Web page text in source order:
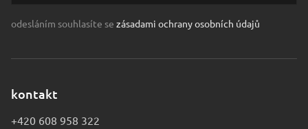
odesláním souhlasíte se zásadami ochrany osobních údajů
kontakt
+420 608 958 322